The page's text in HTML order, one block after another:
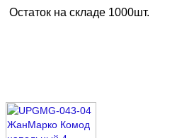
Остаток на складе 1000шт.